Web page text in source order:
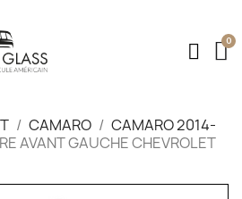
CAMARO
CAMARO 2014-
AVANT GAUCHE CHEVROLET